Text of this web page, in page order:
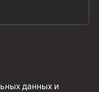
данных и